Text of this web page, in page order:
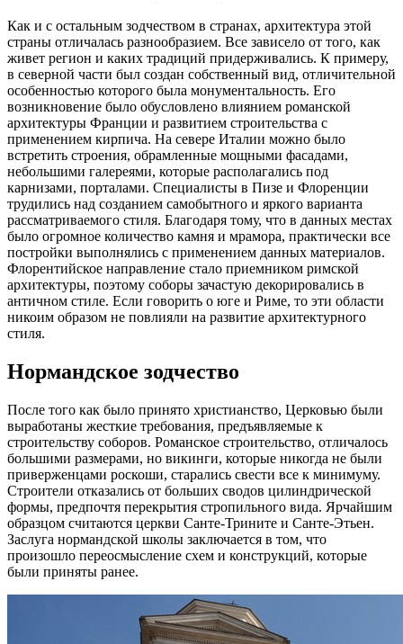
Как и с остальным зодчеством в странах, архитектура этой
страны отличалась разнообразием. Все зависело от того, как
живет регион и каких традиций придерживались. К примеру,
в северной части был создан собственный вид, отличительной
особенностью которого была монументальность. Его
возникновение было обусловлено влиянием романской
архитектуры Франции и развитием строительства с
применением кирпича. На севере Италии можно было
встретить строения, обрамленные мощными фасадами,
небольшими галереями, которые располагались под
карнизами, порталами. Специалисты в Пизе и Флоренции
трудились над созданием самобытного и яркого варианта
рассматриваемого стиля. Благодаря тому, что в данных местах
было огромное количество камня и мрамора, практически все
постройки выполнялись с применением данных материалов.
Флорентийское направление стало приемником римской
архитектуры, поэтому соборы зачастую декорировались в
античном стиле. Если говорить о юге и Риме, то эти области
никоим образом не повлияли на развитие архитектурного
стиля.
Нормандское зодчество
После того как было принято христианство, Церковью были
выработаны жесткие требования, предъявляемые к
строительству соборов. Романское строительство, отличалось
большими размерами, но викинги, которые никогда не были
приверженцами роскоши, старались свести все к минимуму.
Строители отказались от больших сводов цилиндрической
формы, предпочтя перекрытия стропильного вида. Ярчайшим
образцом считаются церкви Санте-Трините и Санте-Этьен.
Заслуга нормандской школы заключается в том, что
произошло переосмысление схем и конструкций, которые
были приняты ранее.